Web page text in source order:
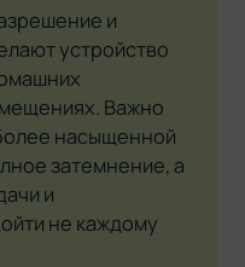
и
устройство
Важно
насыщенной
затемнение, а
и
не каждому